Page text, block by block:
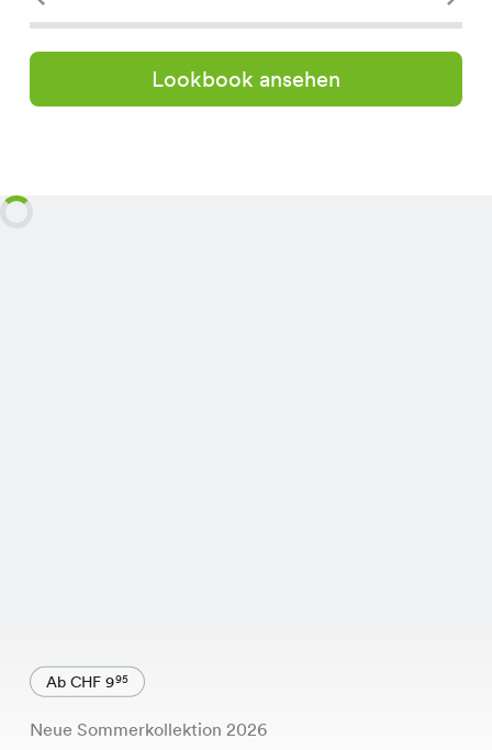
Lookbook ansehen
Ab CHF 995
Neue Sommerkollektion 2026